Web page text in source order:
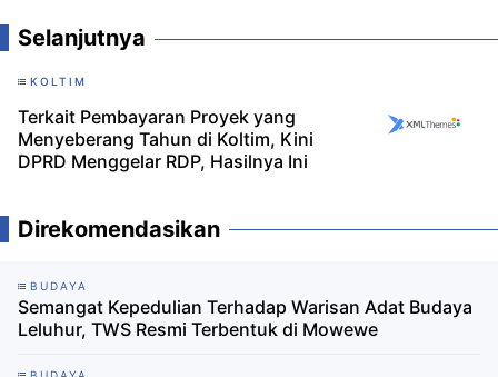
Selanjutnya
KOLTIM
Terkait Pembayaran Proyek yang
Menyeberang Tahun di Koltim, Kini
DPRD Menggelar RDP, Hasilnya Ini
Direkomendasikan
BUDAYA
Semangat Kepedulian Terhadap Warisan Adat Budaya
Leluhur, TWS Resmi Terbentuk di Mowewe